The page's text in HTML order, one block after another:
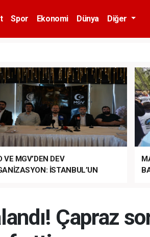
Spor Ekonomi Dünya Diğer
VE MGV’DEN DEV
İSTANBUL’UN
Çapraz